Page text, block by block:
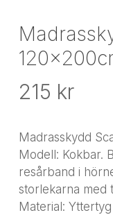
215 kr
Madrasskydd
Modell: Kokbar.
resårband i
storlekarna med
Material: